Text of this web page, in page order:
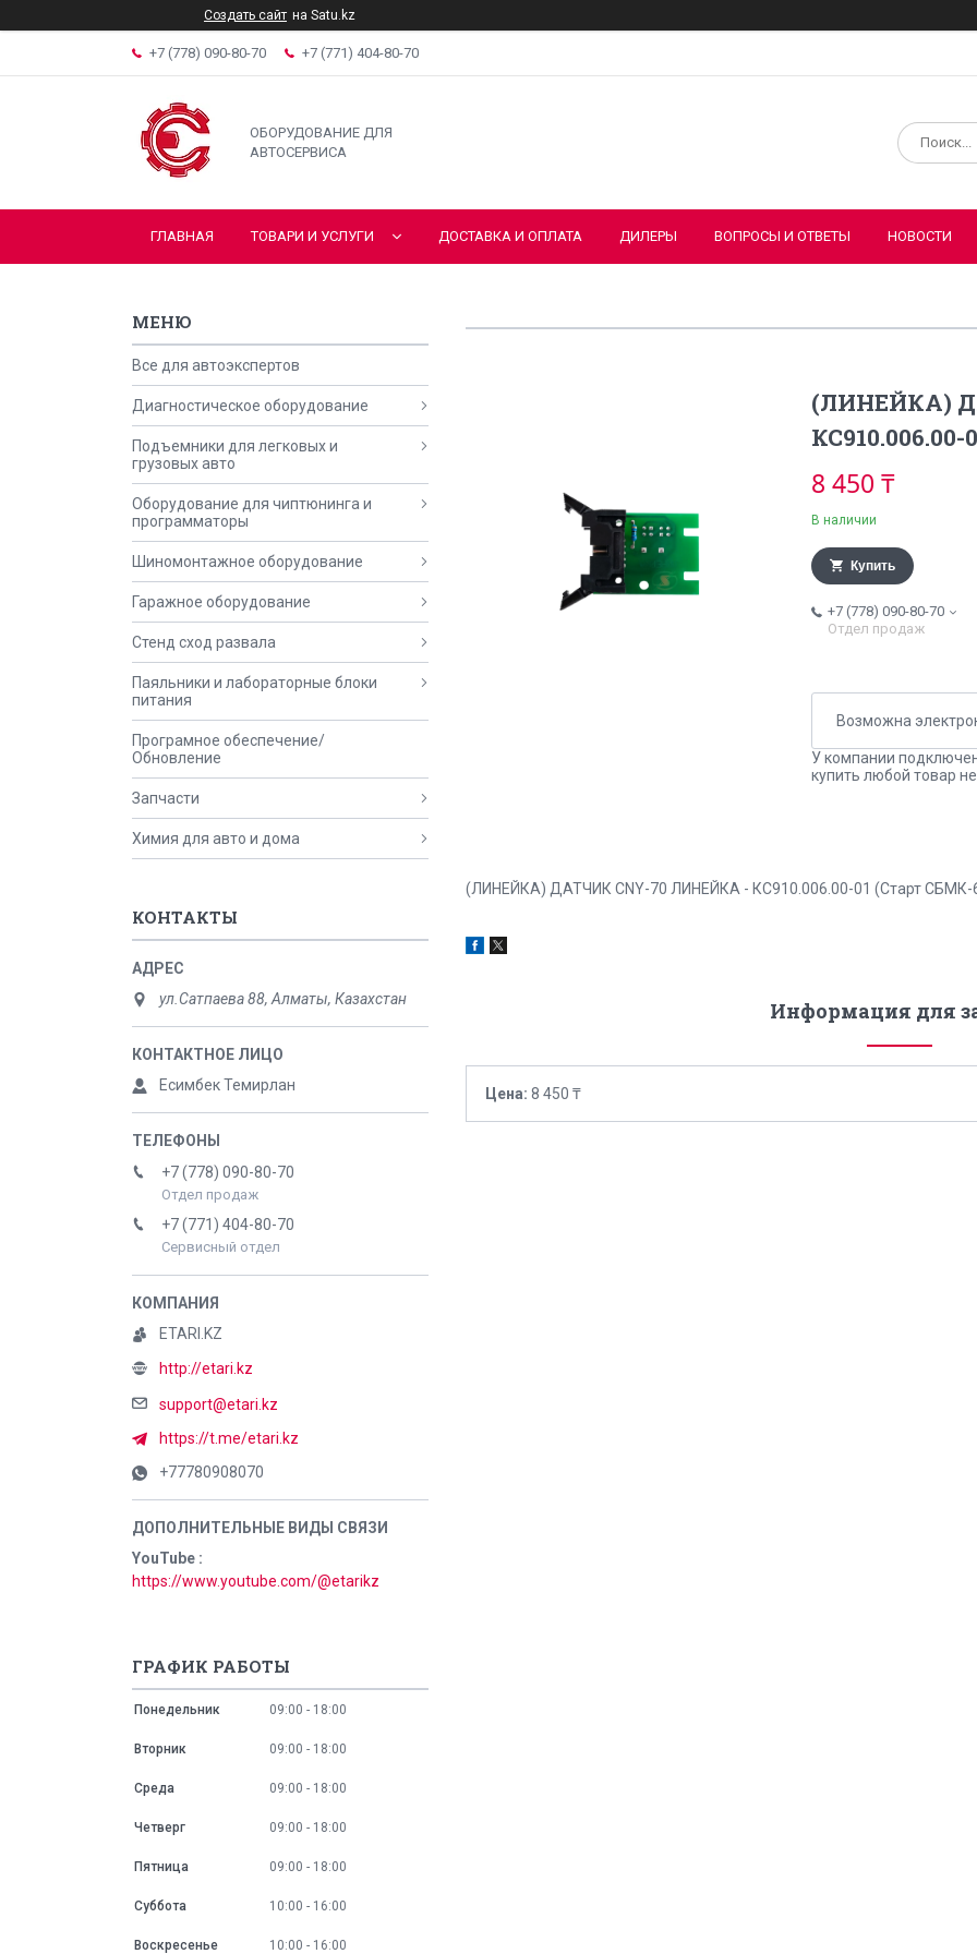
Создать сайт на Satu.kz
+7 (778) 090-80-70 +7 (771) 404-80-70
ОБОРУДОВАНИЕ ДЛЯ
АВТОСЕРВИСА
ГЛАВНАЯ ТОВАРИ И УСЛУГИ ДОСТАВКА И ОПЛАТА ДИЛЕРЫ ВОПРОСЫ И ОТВЕТЫ НОВОСТИ
(ЛИНЕЙКА)
КС910.006.00-
8 450 ₸
В наличии
Купить
+7 (778) 090-80-70
Отдел продаж
У компании
купить любой товар
(ЛИНЕЙКА) ДАТЧИК CNY-70 ЛИНЕЙКА - КС910.006.00-01 (Старт СБМК-
Информация для
Цена: 8 450 ₸
Все для автоэкспертов
Диагностическое оборудование
Подъемники для легковых и
грузовых авто
Оборудование для чиптюнинга и
программаторы
Шиномонтажное оборудование
Гаражное оборудование
Стенд сход развала
Паяльники и лабораторные блоки
питания
Програмное обеспечение/
Обновление
Запчасти
Химия для авто и дома
КОНТАКТЫ
ул.Сатпаева 88, Алматы, Казахстан
Есимбек Темирлан
+7 (778) 090-80-70
Отдел продаж
+7 (771) 404-80-70
Сервисный отдел
ETARI.KZ
http://etari.kz
support@etari.kz
https://t.me/etari.kz
+77780908070
YouTube
https://www.youtube.com/@etarikz
ГРАФИК РАБОТЫ
Понедельник 09:00 18:00
Вторник 09:00 18:00
Среда 09:00 18:00
Четверг 09:00 18:00
Пятница 09:00 18:00
Суббота 10:00 16:00
Воскресенье 10:00 16:00